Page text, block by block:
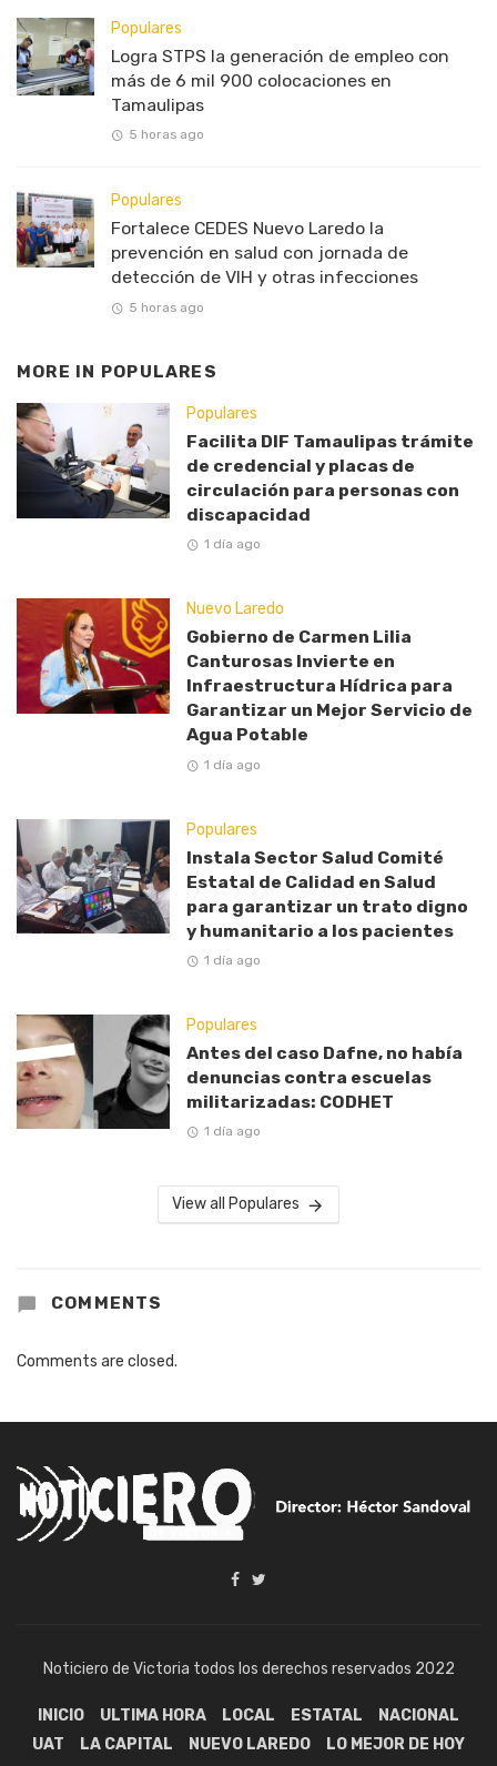
Populares
Logra STPS la generación de empleo con
más de 6 mil 900 colocaciones en
Tamaulipas
5 horas ago
Populares
Fortalece CEDES Nuevo Laredo la
prevención en salud con jornada de
detección de VIH y otras infecciones
5 horas ago
MORE IN POPULARES
Populares
Facilita DIF Tamaulipas trámite
de credencial y placas de
circulación para personas con
discapacidad
1 día ago
Nuevo Laredo
Gobierno de Carmen Lilia
Canturosas Invierte en
Infraestructura Hídrica para
Garantizar un Mejor Servicio de
Agua Potable
1 día ago
Populares
Instala Sector Salud Comité
Estatal de Calidad en Salud
para garantizar un trato digno
y humanitario a los pacientes
1 día ago
Populares
Antes del caso Dafne, no había
denuncias contra escuelas
militarizadas: CODHET
1 día ago
View all Populares
COMMENTS
Comments are closed.
Noticiero de Victoria todos los derechos reservados 2022
INICIO ULTIMA HORA LOCAL ESTATAL
NACIONAL
UAT
LA CAPITAL NUEVO LAREDO
LO MEJOR DE HOY